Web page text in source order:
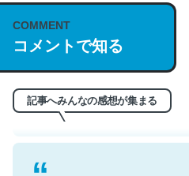
COMMENT
コメントで知る
記事へみんなの感想が集まる
これは名文。彼はとてもクレバ
う。英語少しでも読める人は原